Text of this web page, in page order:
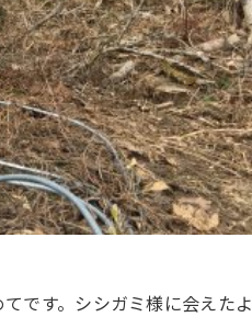
です。シシガミ様に会えたよ